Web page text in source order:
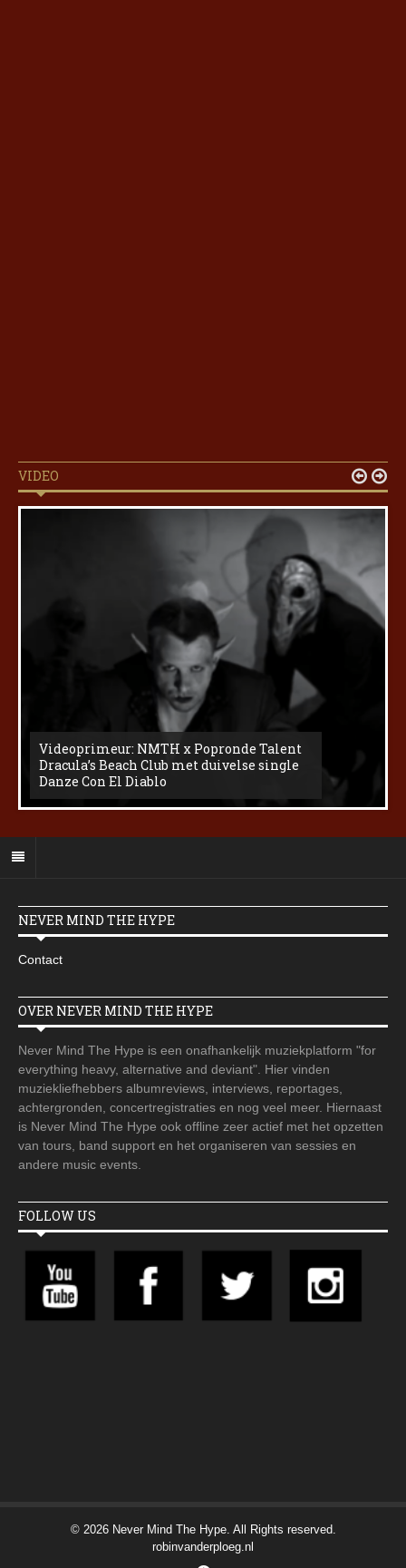
VIDEO
Videoprimeur: NMTH x Popronde Talent
Dracula’s Beach Club met duivelse single
Danze Con El Diablo
 
NEVER MIND THE HYPE
Contact
OVER NEVER MIND THE HYPE
Never Mind The Hype is een onafhankelijk muziekplatform "for
everything heavy, alternative and deviant". Hier vinden
muziekliefhebbers albumreviews, interviews, reportages,
achtergronden, concertregistraties en nog veel meer. Hiernaast
is Never Mind The Hype ook offline zeer actief met het opzetten
van tours, band support en het organiseren van sessies en
andere music events.
FOLLOW US
© 2026 Never Mind The Hype. All Rights reserved.
robinvanderploeg.nl